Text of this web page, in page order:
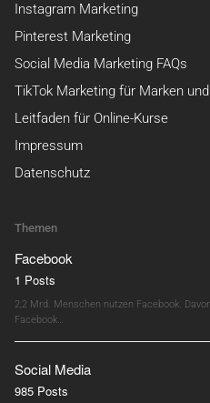
Instagram Marketing
Pinterest Marketing
Social Media Marketing FAQs
TikTok Marketing für Marken
Leitfaden für Online-Kurse
Impressum
Datenschutz
Themen
Facebook
1 Posts
2,2 Mrd. Menschen nutzen Facebook.
Facebook…
Social Media
985 Posts